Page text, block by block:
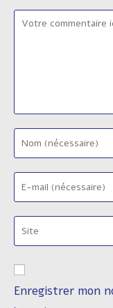
Comment
your
name
or
username
comment
your
email
address
to
comment
l’URL
votre
site
Enregistrer mon